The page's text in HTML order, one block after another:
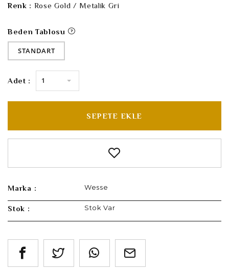
Renk : Rose Gold / Metalik Gri
Beden Tablosu
STANDART
Adet : 1
SEPETE EKLE
Marka : Wesse
Stok : Stok Var